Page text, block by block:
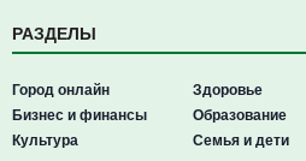
РАЗДЕЛЫ
Город онлайн
Бизнес и финансы
Культура
Здоровье
Образование
Семья и дети